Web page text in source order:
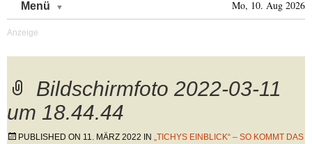
Menü Mo, 10. Aug 2026
Bildschirmfoto 2022-03-11
um 18.44.44
PUBLISHED ON 11. MÄRZ 2022 IN „TICHYS EINBLICK“ – SO KOMMT DAS